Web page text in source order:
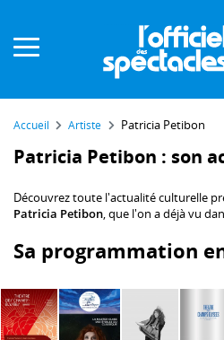
Accueil Artiste Patricia Petibon
Patricia Petibon : son
Découvrez toute l'actualité culturelle
Patricia Petibon, que l'on a déjà vu
Sa programmation